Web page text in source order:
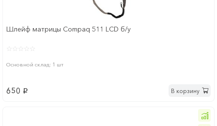
Шлейф матрицы Compaq 511 LCD б/у
Основной склад: 1 шт
650 p В корзину